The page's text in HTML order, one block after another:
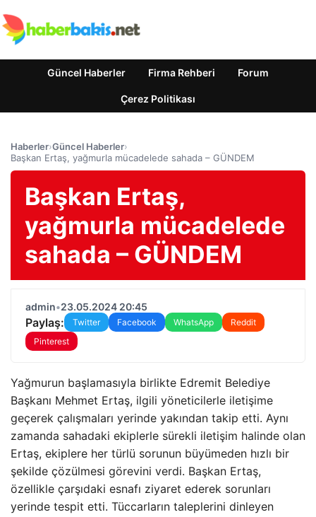
Güncel Haberler Firma Rehberi Forum
Çerez Politikası
Haberler›Güncel Haberler›
Başkan Ertaş, yağmurla mücadelede sahada – GÜNDEM
Başkan Ertaş,
yağmurla mücadelede
sahada – GÜNDEM
admin•23.05.2024 20:45
Paylaş: Twitter Facebook WhatsApp
Reddit
Pinterest
Yağmurun başlamasıyla birlikte Edremit Belediye
Başkanı Mehmet Ertaş, ilgili yöneticilerle iletişime
geçerek çalışmaları yerinde yakından takip etti. Aynı
zamanda sahadaki ekiplerle sürekli iletişim halinde olan
Ertaş, ekiplere her türlü sorunun büyümeden hızlı bir
şekilde çözülmesi görevini verdi. Başkan Ertaş,
özellikle çarşıdaki esnafı ziyaret ederek sorunları
yerinde tespit etti. Tüccarların taleplerini dinleyen